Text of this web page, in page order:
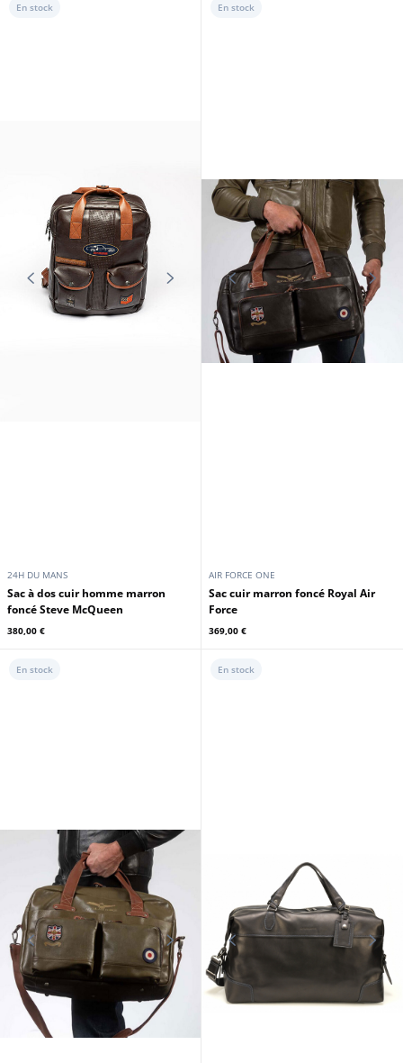
24H DU MANS
Sac à dos cuir homme marron
foncé Steve McQueen
380,00 €
En stock
AIR FORCE ONE
Sac cuir marron foncé Royal Air
Force
369,00 €
En stock
En stock En stock